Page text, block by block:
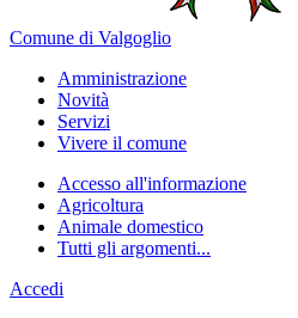
Comune di Valgoglio
Amministrazione
Novità
Servizi
Vivere il comune
Accesso all'informazione
Agricoltura
Animale domestico
Tutti gli argomenti...
Accedi